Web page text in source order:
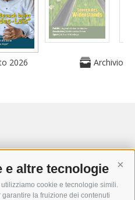
e altre tecnologie
cookie e tecnologie simili.
la fruizione dei contenuti
2026 Archivio